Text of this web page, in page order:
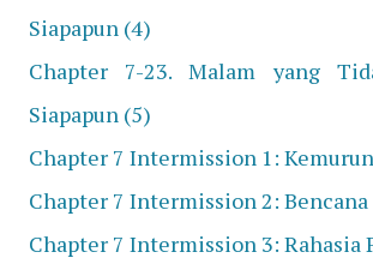
Siapapun (4)
Chapter 7-23. Malam yang
Siapapun (5)
Chapter 7 Intermission 1:
Chapter 7 Intermission 2: Bencana
Chapter 7 Intermission 3: Rahasia